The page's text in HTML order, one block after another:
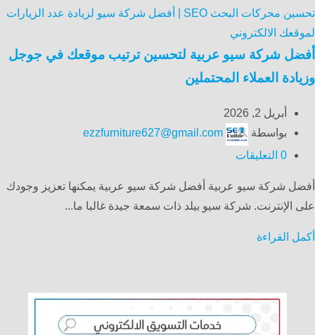
تحسين محركات البحث SEO | أفضل شركة سيو لزيادة عدد الزيارات
لموقعك الالكتروني
أفضل شركة سيو عربية لتحسين ترتيب موقعك في جوجل
وزيادة العملاء المحتملين
أبريل 2, 2026
بواسطة
ezzfurniture627@gmail.com
0 التعليقات
أفضل شركة سيو عربية أفضل شركة سيو عربية يمكنها تعزيز وجودك
على الإنترنت. شركة سيو بيلد ذات سمعة جيدة غالبا ما...
أكمل القراءة